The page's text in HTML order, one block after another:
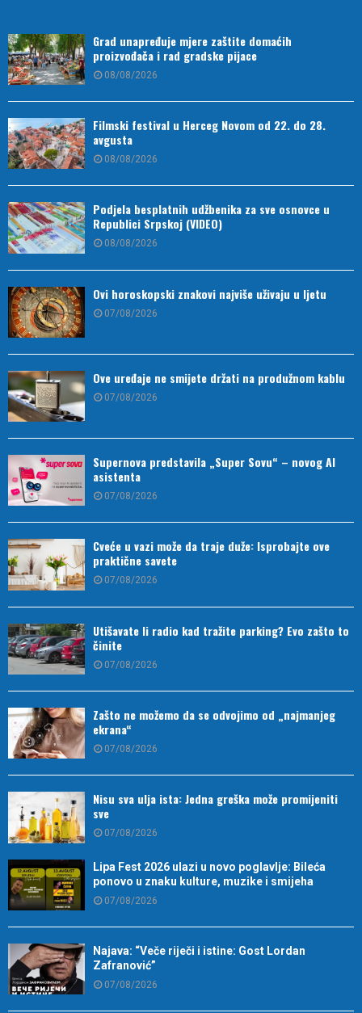
Grad unapređuje mjere zaštite domaćih
proizvođača i rad gradske pijace
08/08/2026
Filmski festival u Herceg Novom od 22. do 28.
avgusta
08/08/2026
Podjela besplatnih udžbenika za sve osnovce u
Republici Srpskoj (VIDEO)
08/08/2026
Ovi horoskopski znakovi najviše uživaju u ljetu
07/08/2026
Ove uređaje ne smijete držati na produžnom kablu
07/08/2026
Supernova predstavila „Super Sovu“ – novog AI
asistenta
07/08/2026
Cveće u vazi može da traje duže: Isprobajte ove
praktične savete
07/08/2026
Utišavate li radio kad tražite parking? Evo zašto to
činite
07/08/2026
Zašto ne možemo da se odvojimo od „najmanjeg
ekrana“
07/08/2026
Nisu sva ulja ista: Jedna greška može promijeniti
sve
07/08/2026
Lipa Fest 2026 ulazi u novo poglavlje: Bileća
ponovo u znaku kulture, muzike i smijeha
07/08/2026
Najava: “Veče riječi i istine: Gost Lordan
Zafranović”
07/08/2026